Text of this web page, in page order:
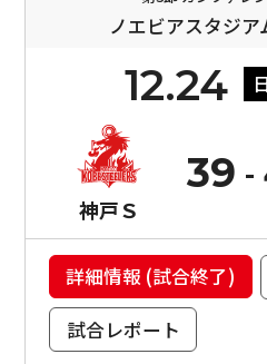
ノエビアスタジ
12.24 日
神戸Ｓ
39
詳細情報 (試合終了)
試合レポート